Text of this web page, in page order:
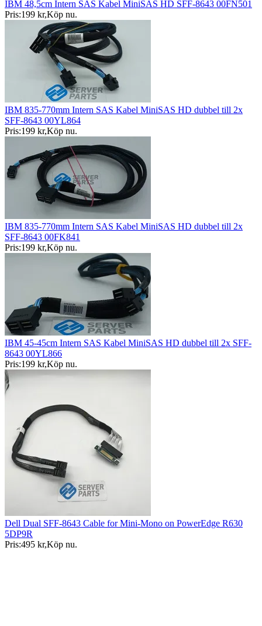
IBM 48,5cm Intern SAS Kabel MiniSAS HD SFF-8643 00FN501
Pris:199 kr,Köp nu.
IBM 835-770mm Intern SAS Kabel MiniSAS HD dubbel till 2x
SFF-8643 00YL864
Pris:199 kr,Köp nu.
IBM 835-770mm Intern SAS Kabel MiniSAS HD dubbel till 2x
SFF-8643 00FK841
Pris:199 kr,Köp nu.
IBM 45-45cm Intern SAS Kabel MiniSAS HD dubbel till 2x SFF-
8643 00YL866
Pris:199 kr,Köp nu.
Dell Dual SFF-8643 Cable for Mini-Mono on PowerEdge R630
5DP9R
Pris:495 kr,Köp nu.